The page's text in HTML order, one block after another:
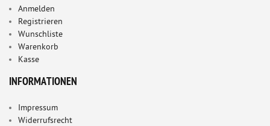
Anmelden
Registrieren
Wunschliste
Warenkorb
Kasse
INFORMATIONEN
Impressum
Widerrufsrecht